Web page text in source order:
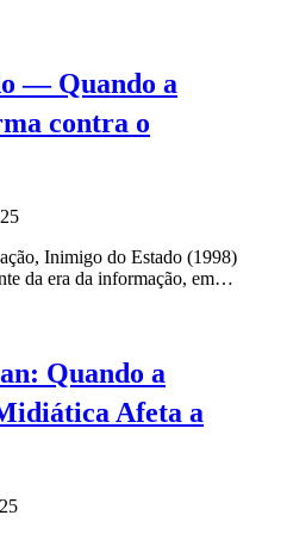
— Quando a
contra o
Inimigo do Estado (1998)
da era da informação, em…
Quando a
Afeta a